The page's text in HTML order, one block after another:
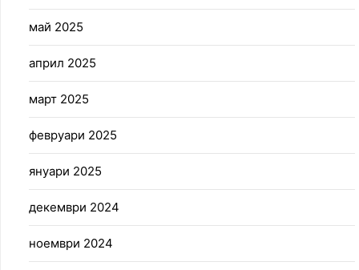
май 2025
април 2025
март 2025
февруари 2025
януари 2025
декември 2024
ноември 2024